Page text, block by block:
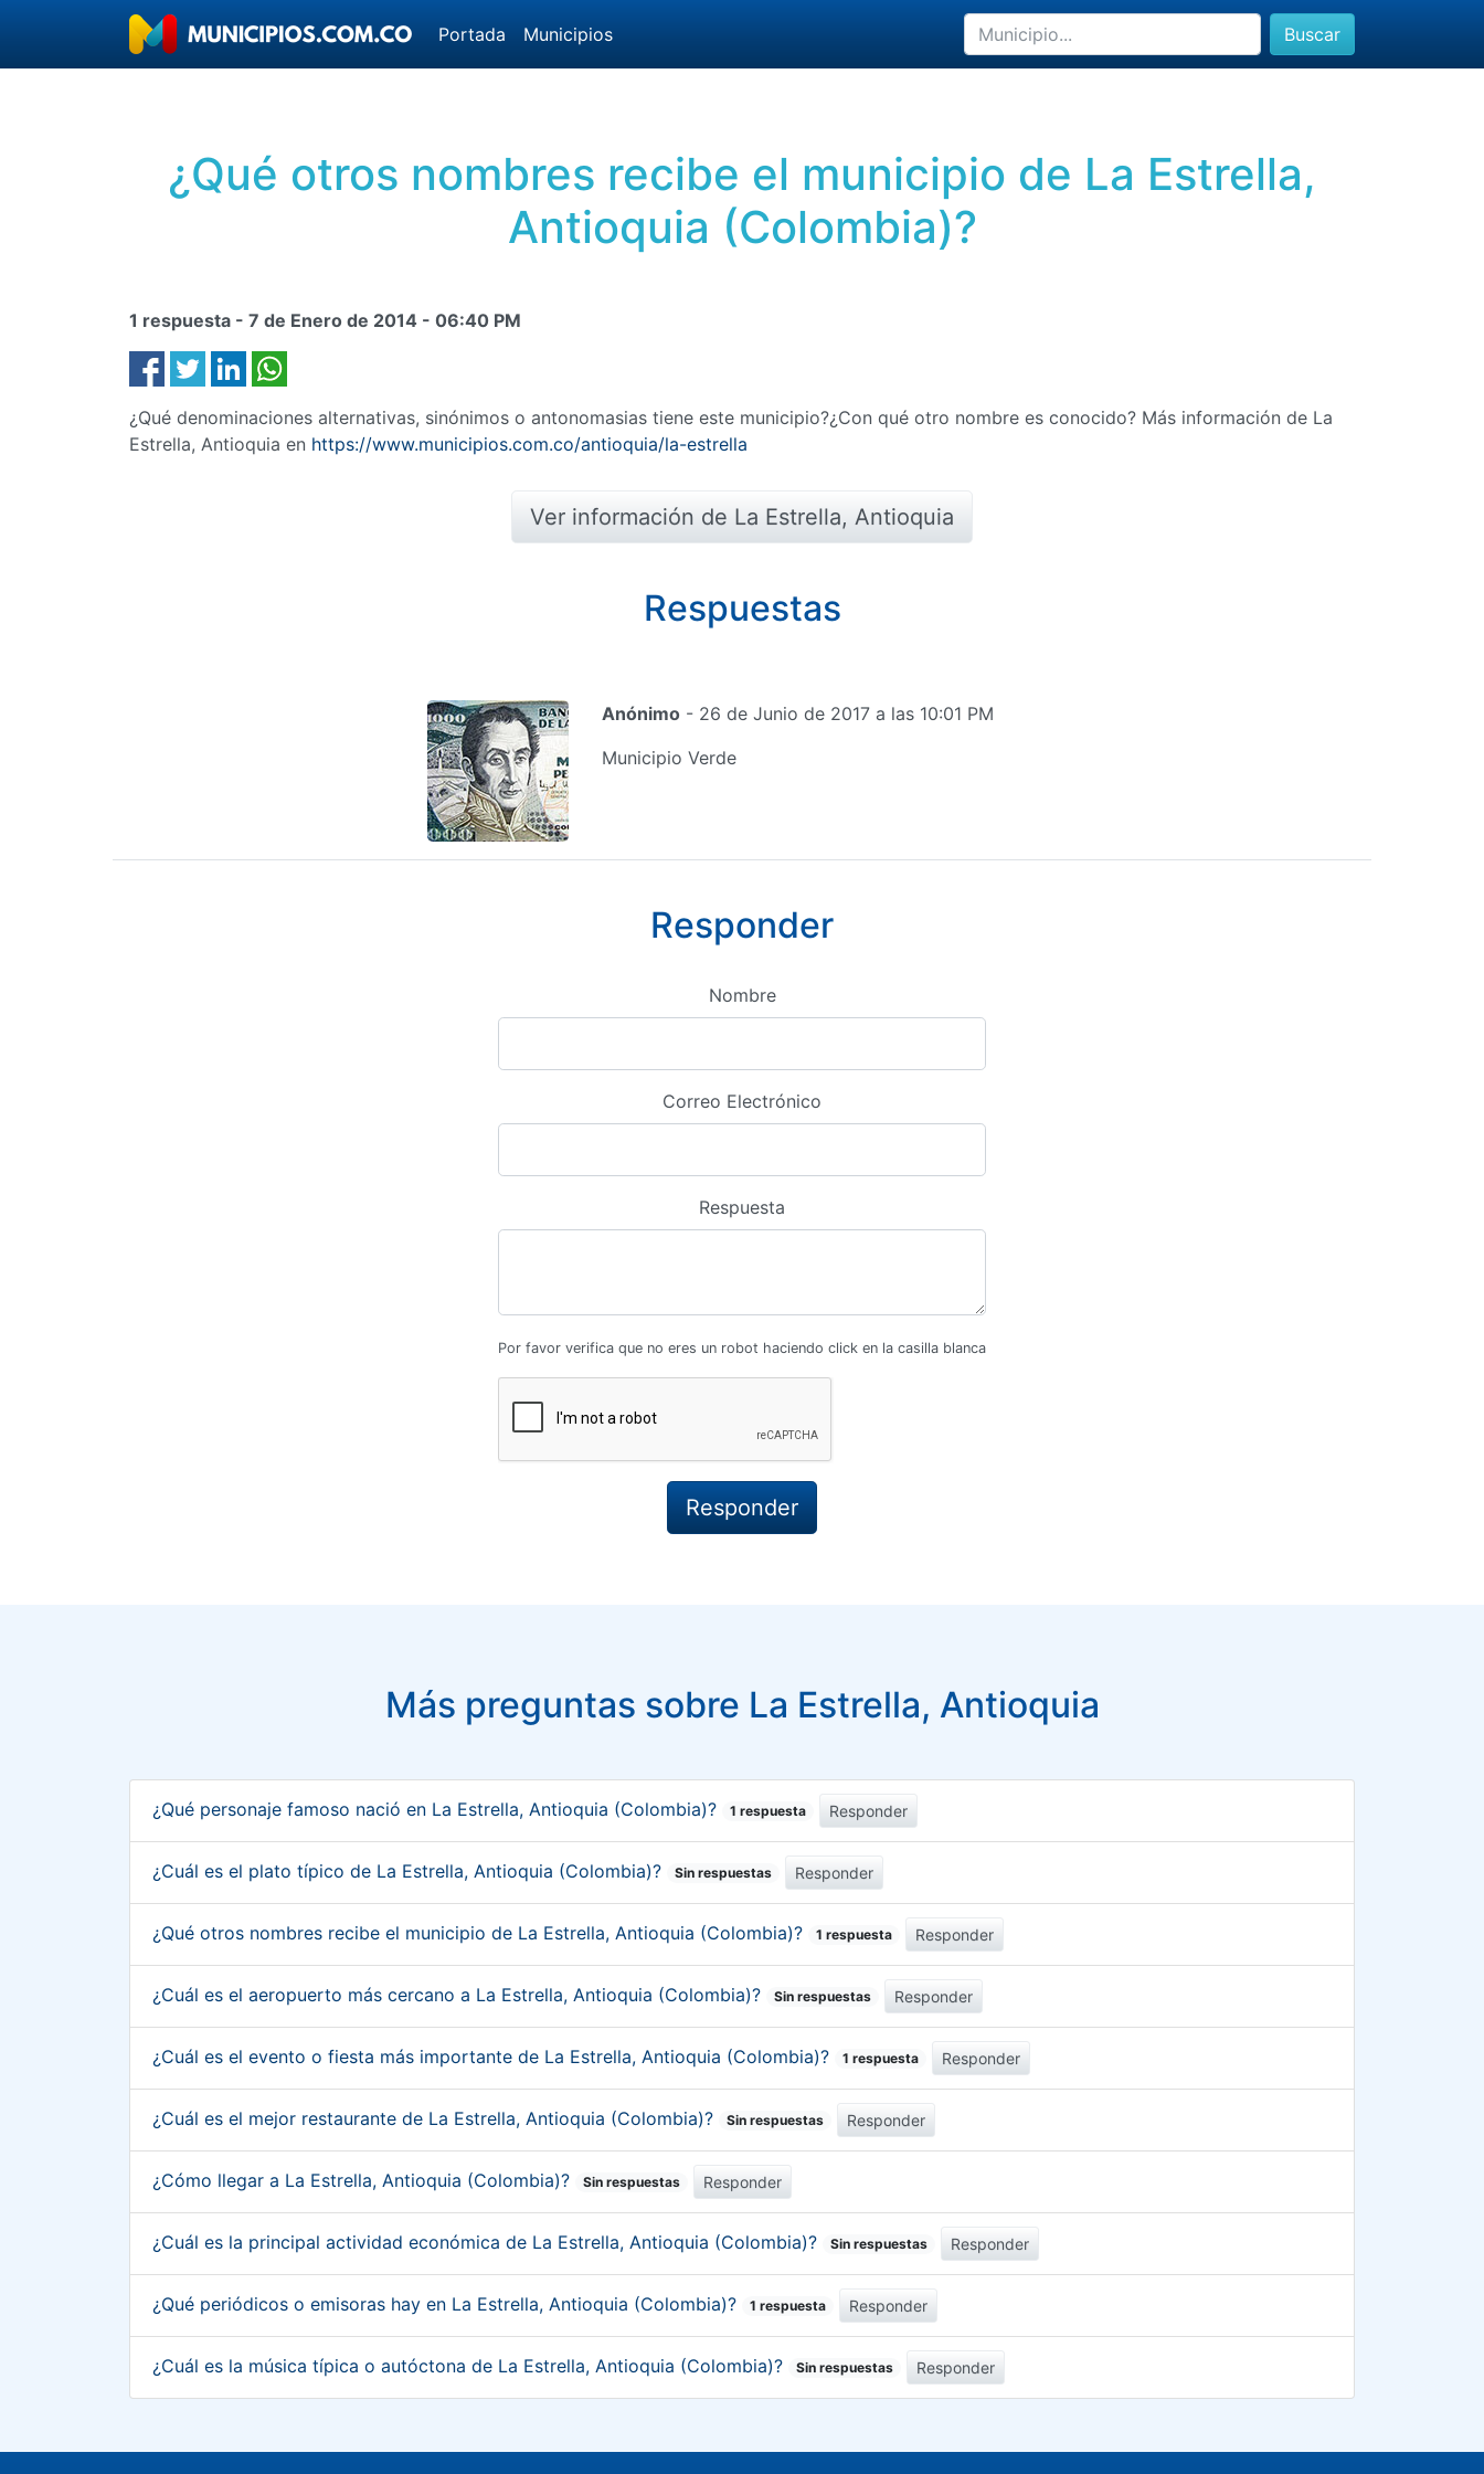
Portada Municipios Buscar
¿Qué otros nombres recibe el municipio de La Estrella,
Antioquia (Colombia)?
1 respuesta - 7 de Enero de 2014 - 06:40 PM
¿Qué denominaciones alternativas, sinónimos o antonomasias tiene este municipio?¿Con qué otro nombre es conocido? Más información de La
Estrella, Antioquia en https://www.municipios.com.co/antioquia/la-estrella
Ver información de La Estrella, Antioquia
Respuestas
Anónimo- 26 de Junio de 2017 a las 10:01 PM
Municipio Verde
Responder
Nombre
Correo Electrónico
Respuesta
Por favor verifica que no eres un robot haciendo click en la casilla blanca
Más preguntas sobre La Estrella, Antioquia
¿Qué personaje famoso nació en La Estrella, Antioquia (Colombia)? 1 respuesta Responder
¿Cuál es el plato típico de La Estrella, Antioquia (Colombia)? Sin respuestas Responder
¿Qué otros nombres recibe el municipio de La Estrella, Antioquia (Colombia)? 1 respuesta Responder
¿Cuál es el aeropuerto más cercano a La Estrella, Antioquia (Colombia)? Sin respuestas Responder
¿Cuál es el evento o fiesta más importante de La Estrella, Antioquia (Colombia)? 1 respuesta Responder
¿Cuál es el mejor restaurante de La Estrella, Antioquia (Colombia)? Sin respuestas Responder
¿Cómo llegar a La Estrella, Antioquia (Colombia)? Sin respuestas Responder
¿Cuál es la principal actividad económica de La Estrella, Antioquia (Colombia)? Sin respuestas Responder
¿Qué periódicos o emisoras hay en La Estrella, Antioquia (Colombia)? 1 respuesta Responder
¿Cuál es la música típica o autóctona de La Estrella, Antioquia (Colombia)? Sin respuestas Responder